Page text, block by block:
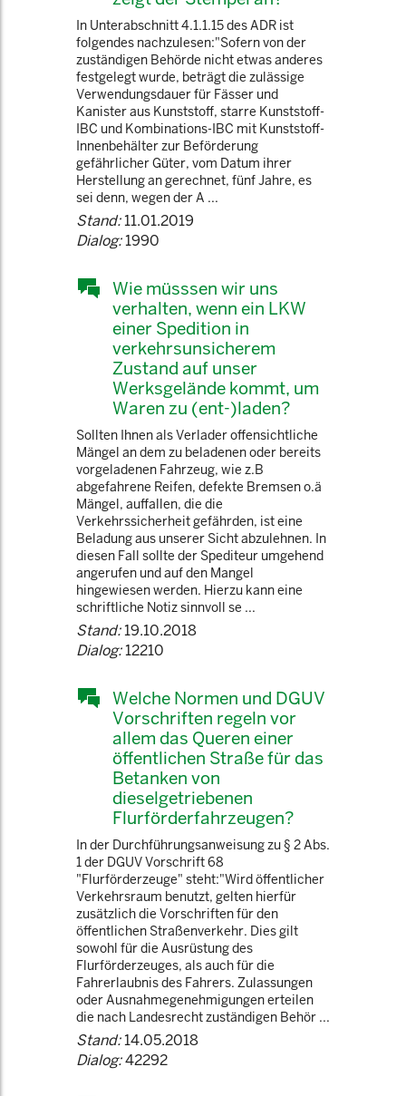
In Unterabschnitt 4.1.1.15 des ADR ist
folgendes nachzulesen:"Sofern von der
zuständigen Behörde nicht etwas anderes
festgelegt wurde, beträgt die zulässige
Verwendungsdauer für Fässer und
Kanister aus Kunststoff, starre Kunststoff-
IBC und Kombinations-IBC mit Kunststoff-
Innenbehälter zur Beförderung
gefährlicher Güter, vom Datum ihrer
Herstellung an gerechnet, fünf Jahre, es
sei denn, wegen der A ...
Stand:11.01.2019
Dialog:1990
Wie müsssen wir uns
verhalten, wenn ein LKW
einer Spedition in
verkehrsunsicherem
Zustand auf unser
Werksgelände kommt, um
Waren zu (ent-)laden?
Sollten Ihnen als Verlader offensichtliche
Mängel an dem zu beladenen oder bereits
vorgeladenen Fahrzeug, wie z.B
abgefahrene Reifen, defekte Bremsen o.ä
Mängel, auffallen, die die
Verkehrssicherheit gefährden, ist eine
Beladung aus unserer Sicht abzulehnen. In
diesen Fall sollte der Spediteur umgehend
angerufen und auf den Mangel
hingewiesen werden. Hierzu kann eine
schriftliche Notiz sinnvoll se ...
Stand:19.10.2018
Dialog:12210
Welche Normen und DGUV
Vorschriften regeln vor
allem das Queren einer
öffentlichen Straße für das
Betanken von
dieselgetriebenen
Flurförderfahrzeugen?
In der Durchführungsanweisung zu § 2 Abs.
1 der DGUV Vorschrift 68
"Flurförderzeuge" steht:"Wird öffentlicher
Verkehrsraum benutzt, gelten hierfür
zusätzlich die Vorschriften für den
öffentlichen Straßenverkehr. Dies gilt
sowohl für die Ausrüstung des
Flurförderzeuges, als auch für die
Fahrerlaubnis des Fahrers. Zulassungen
oder Ausnahmegenehmigungen erteilen
die nach Landesrecht zuständigen Behör ...
Stand:14.05.2018
Dialog:42292